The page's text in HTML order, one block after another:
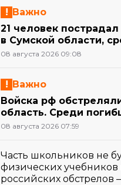
Важно
21 человек пострадал
в Сумской области,
08 августа 2026 09:08
Важно
Войска рф
область. Среди
08 августа 2026 07:59
Часть школьников не
физических учебников
российских